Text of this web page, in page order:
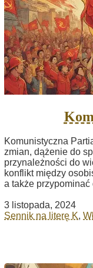
Komunistyczna
zmian, dążenie do
przynależności do
konflikt między
a także przypominać
3 listopada, 2024
Sennik na literę K,